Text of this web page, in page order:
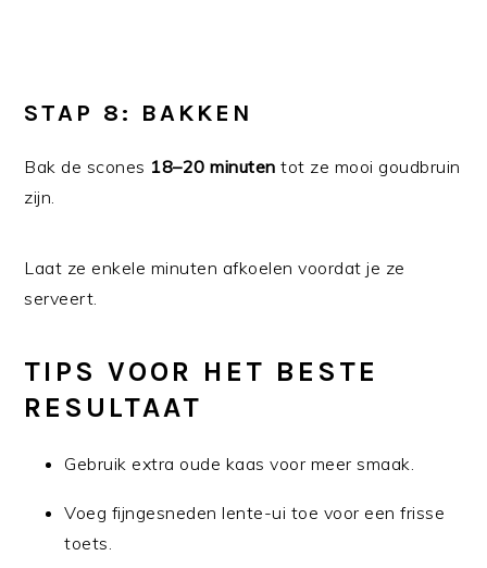
STAP 8: BAKKEN
Bak de scones 18–20 minuten tot ze mooi goudbruin
zijn.
Laat ze enkele minuten afkoelen voordat je ze
serveert.
TIPS VOOR HET BESTE
RESULTAAT
Gebruik extra oude kaas voor meer smaak.
Voeg fijngesneden lente-ui toe voor een frisse
toets.